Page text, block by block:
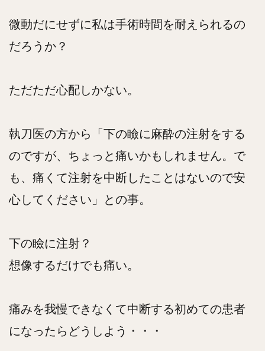
微動だにせずに私は手術時間を耐えられるの
だろうか？
ただただ心配しかない。
執刀医の方から「下の瞼に麻酔の注射をする
のですが、ちょっと痛いかもしれません。で
も、痛くて注射を中断したことはないので安
心してください」との事。
下の瞼に注射？
想像するだけでも痛い。
痛みを我慢できなくて中断する初めての患者
になったらどうしよう・・・